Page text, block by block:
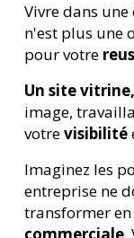
Vivre dans
n'est plus une
pour votre
Un site
image,
votrevisibilité
Imaginez les
entreprise ne
transformer